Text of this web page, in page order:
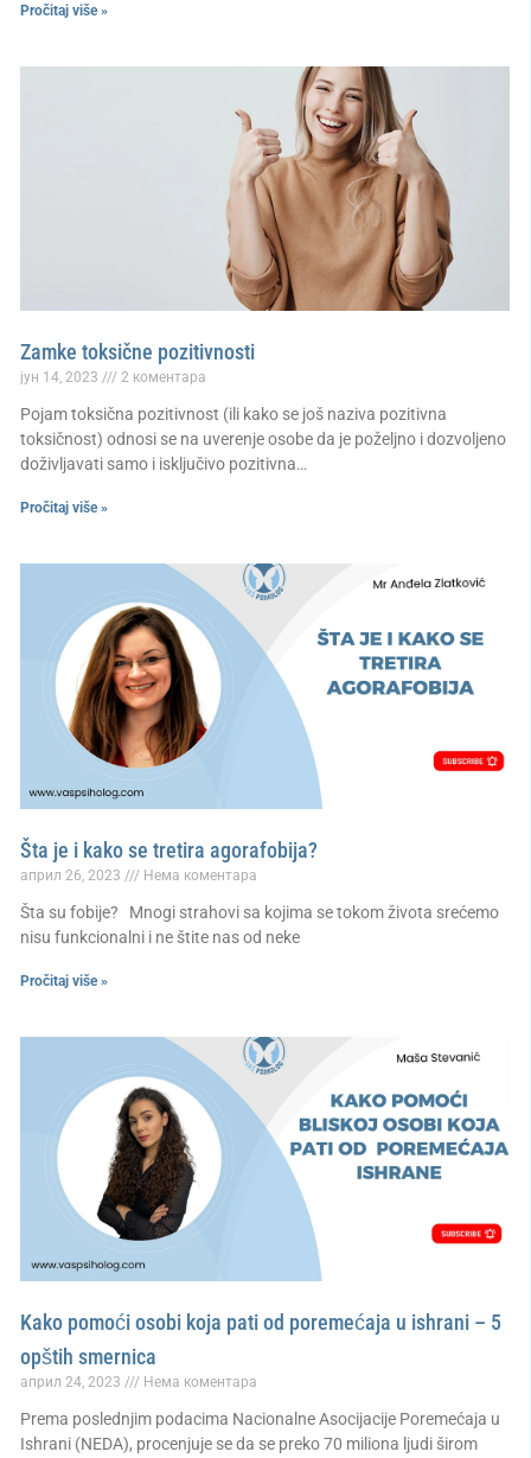
Pročitaj više »
Zamke toksične pozitivnosti
јун 14, 2023 2 коментара
Pojam toksična pozitivnost (ili kako se još naziva pozitivna
toksičnost) odnosi se na uverenje osobe da je poželjno i dozvoljeno
doživljavati samo i isključivo pozitivna…
Pročitaj više »
Šta je i kako se tretira agorafobija?
април 26, 2023 Нема коментара
Šta su fobije? Mnogi strahovi sa kojima se tokom života srećemo
nisu funkcionalni i ne štite nas od neke
Pročitaj više »
Kako pomoći osobi koja pati od poremećaja u ishrani – 5
opštih smernica
април 24, 2023 Нема коментара
Prema poslednjim podacima Nacionalne Asocijacije Poremećaja u
Ishrani (NEDA), procenjuje se da se preko 70 miliona ljudi širom